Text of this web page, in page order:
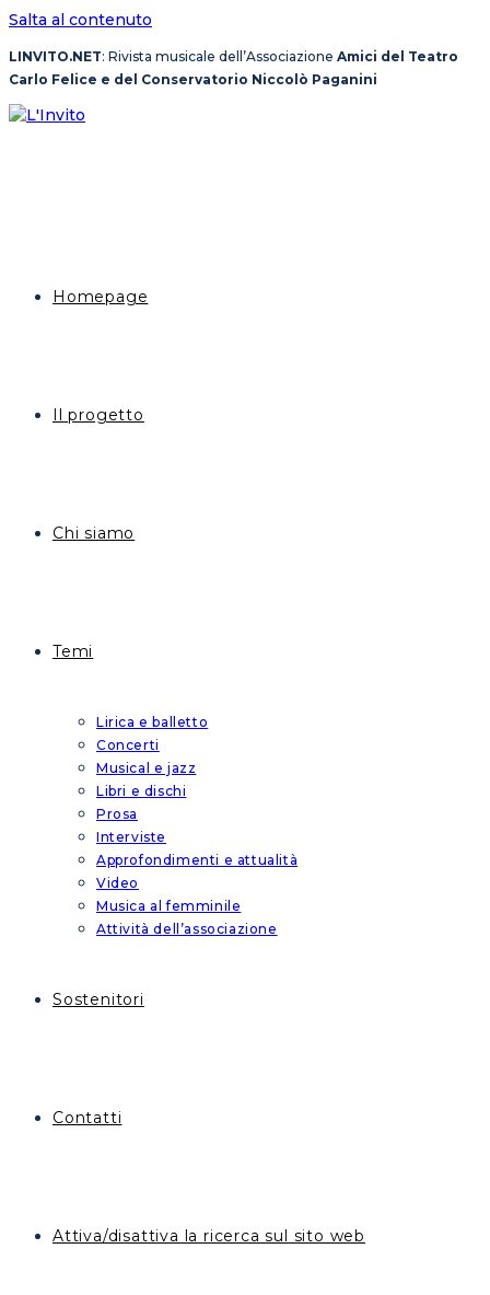
Salta al contenuto
LINVITO.NET: Rivista musicale dell’Associazione Amici del Teatro
Carlo Felice e del Conservatorio Niccolò Paganini
Homepage
Il progetto
Chi siamo
Temi
Lirica e balletto
Concerti
Musical e jazz
Libri e dischi
Prosa
Interviste
Approfondimenti e attualità
Video
Musica al femminile
Attività dell’associazione
Sostenitori
Contatti
Attiva/disattiva la ricerca sul sito web